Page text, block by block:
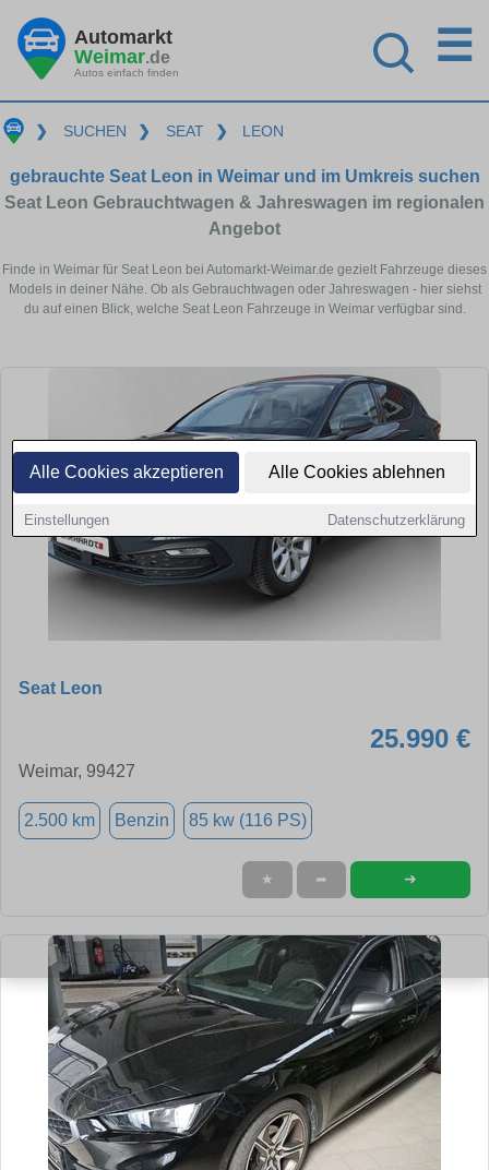
Alle Cookies akzeptieren Alle Cookies ablehnen
Einstellungen Datenschutzerklärung
Automarkt
Weimar.de
Autos einfach finden
☰
❯ SUCHEN ❯ SEAT ❯ LEON
gebrauchte Seat Leon in Weimar und im Umkreis suchen
Seat Leon Gebrauchtwagen & Jahreswagen im regionalen
Angebot
Finde in Weimar für Seat Leon bei Automarkt-Weimar.de gezielt Fahrzeuge dieses
Models in deiner Nähe. Ob als Gebrauchtwagen oder Jahreswagen - hier siehst
du auf einen Blick, welche Seat Leon Fahrzeuge in Weimar verfügbar sind.
Seat Leon
25.990 €
Weimar, 99427
2.500 km Benzin 85 kw (116 PS)
★ ➦ ➜